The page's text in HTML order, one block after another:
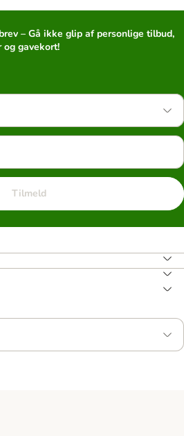
– Gå ikke glip af personlige tilbud,
og gavekort!
Tilmeld